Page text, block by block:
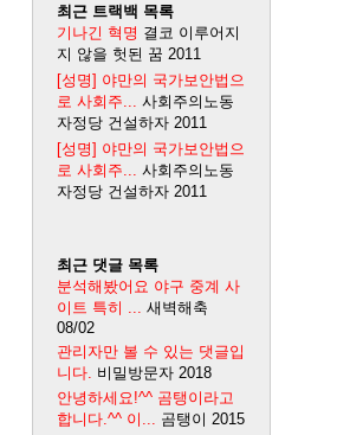
최근 트랙백 목록
기나긴 혁명 결코 이루어지
지 않을 헛된 꿈 2011
[성명] 야만의 국가보안법으
로 사회주...
사회주의노동
자정당 건설하자 2011
[성명] 야만의 국가보안법으
로 사회주...
사회주의노동
자정당 건설하자 2011
최근 댓글 목록
분석해봤어요 야구 중계 사
이트 특히 ...
새벽해축
08/02
관리자만 볼 수 있는 댓글입
니다. 비밀방문자 2018
안녕하세요!^^ 곰탱이라고
합니다.^^ 이... 곰탱이 2015